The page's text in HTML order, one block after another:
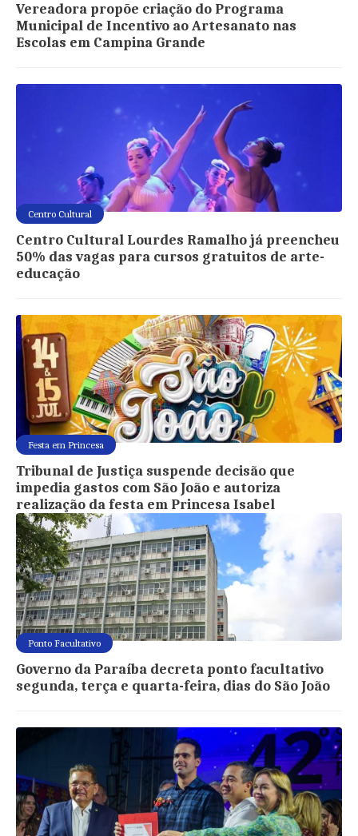
Vereadora propõe criação do Programa
Municipal de Incentivo ao Artesanato nas
Escolas em Campina Grande
Centro Cultural
Centro Cultural Lourdes Ramalho já preencheu
50% das vagas para cursos gratuitos de arte-
educação
Festa em Princesa
Tribunal de Justiça suspende decisão que
impedia gastos com São João e autoriza
realização da festa em Princesa Isabel
Ponto Facultativo
Governo da Paraíba decreta ponto facultativo
segunda, terça e quarta-feira, dias do São João